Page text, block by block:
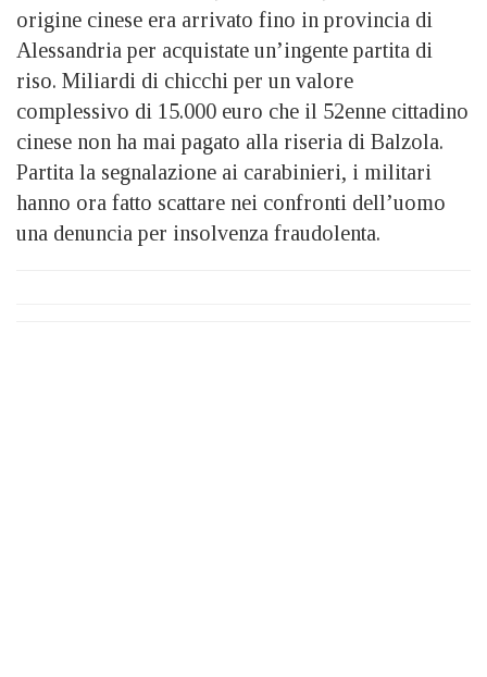
origine cinese era arrivato fino in provincia di
Alessandria per acquistate un’ingente partita di
riso. Miliardi di chicchi per un valore
complessivo di 15.000 euro che il 52enne cittadino
cinese non ha mai pagato alla riseria di Balzola.
Partita la segnalazione ai carabinieri, i militari
hanno ora fatto scattare nei confronti dell’uomo
una denuncia per insolvenza fraudolenta.